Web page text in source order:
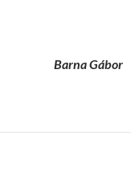
Barna Gábor